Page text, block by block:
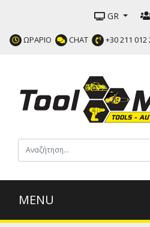
GR
ΩΡΑΡΙΟ CHAT +30 211 012
MENU